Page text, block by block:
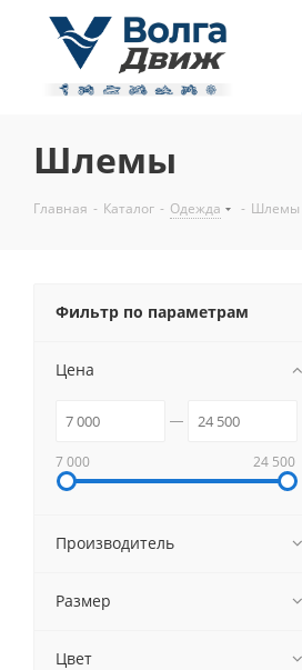
Шлемы
Главная - Каталог - Одежда - Шлемы
Фильтр по параметрам
Цена
7 000 24 500
Производитель
Размер
Цвет